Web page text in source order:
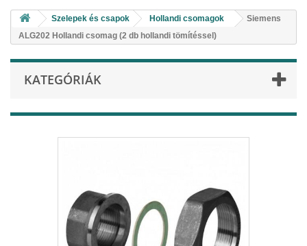
Szelepek és csapok Hollandi csomagok
Siemens
ALG202 Hollandi csomag (2 db hollandi tömítéssel)
KATEGÓRIÁK